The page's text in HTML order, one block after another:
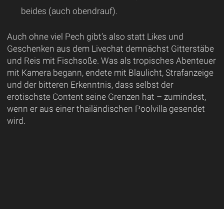
beides (auch obendrauf).
Auch ohne viel Pech gibt’s also statt Likes und
Geschenken aus dem Livechat demnächst Gitterstäbe
und Reis mit Fischsoße. Was als tropisches Abenteuer
mit Kamera begann, endete mit Blaulicht, Strafanzeige
und der bitteren Erkenntnis, dass selbst der
erotischste Content seine Grenzen hat – zumindest,
wenn er aus einer thailändischen Poolvilla gesendet
wird.